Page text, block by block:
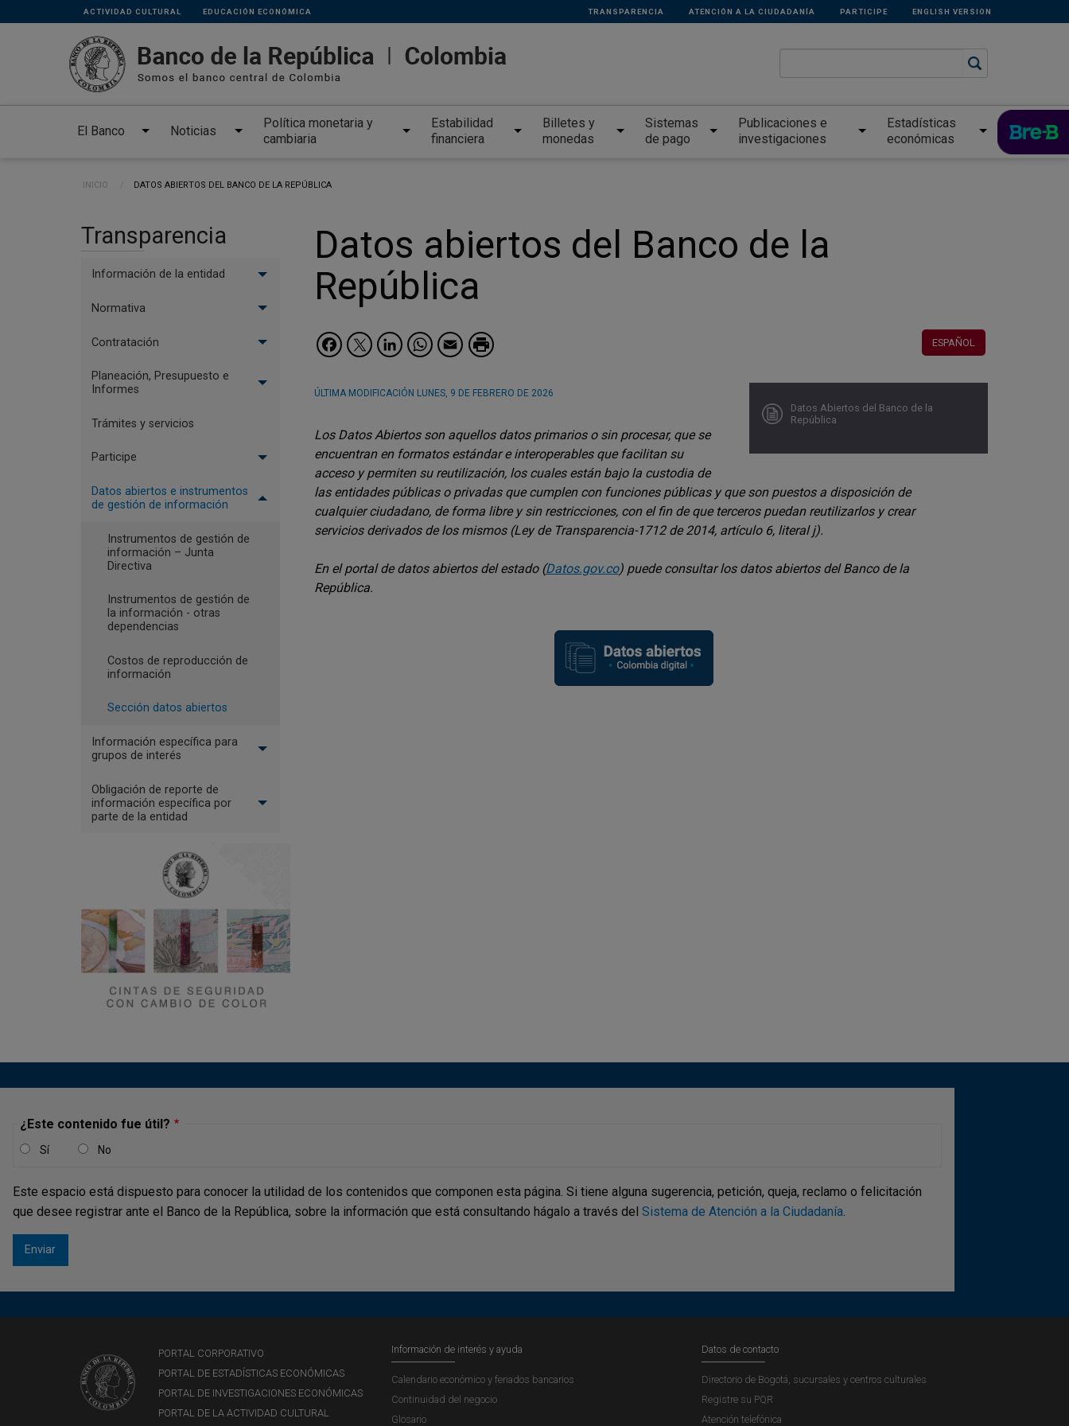
Pasar al contenido principal
Links
secundarios
ACTIVIDAD CULTURAL EDUCACIÓN ECONÓMICA TRANSPARENCIA ATENCIÓN A LA CIUDADANÍA PARTICIPE ENGLISH VERSION
El Banco Noticias
Política monetaria y
cambiaria
Estabilidad
financiera
Billetes y
monedas
Sistemas
de pago
Publicaciones e
investigaciones
Estadísticas
económicas
Ruta de navegación
INICIO CURRENT:
DATOS ABIERTOS DEL BANCO DE LA REPÚBLICA
Datos abiertos del Banco de la
República
ESPAÑOL
Facebook
Twitter
LinkedIn
WhatsApp
Email
ÚLTIMA MODIFICACIÓN LUNES, 9 DE FEBRERO DE 2026
Datos Abiertos del Banco de la
República
Los Datos Abiertos son aquellos datos primarios o sin procesar, que se
encuentran en formatos estándar e interoperables que facilitan su
acceso y permiten su reutilización, los cuales están bajo la custodia de
las entidades públicas o privadas que cumplen con funciones públicas y que son puestos a disposición de
cualquier ciudadano, de forma libre y sin restricciones, con el fin de que terceros puedan reutilizarlos y crear
servicios derivados de los mismos (Ley de Transparencia-1712 de 2014, artículo 6, literal j).
En el portal de datos abiertos del estado (Datos.gov.co) puede consultar los datos abiertos del Banco de la
República.
Transparencia
Información de la entidad
Normativa
Contratación
Planeación, Presupuesto e
Informes
Trámites y servicios
Participe
Datos abiertos e instrumentos
de gestión de información
Instrumentos de gestión de
información – Junta
Directiva
Instrumentos de gestión de
la información - otras
dependencias
Costos de reproducción de
información
Sección datos abiertos
Información específica para
grupos de interés
Obligación de reporte de
información específica por
parte de la entidad
¿Este contenido fue útil?
Sí No
Este espacio está dispuesto para conocer la utilidad de los contenidos que componen esta página. Si tiene alguna sugerencia, petición, queja, reclamo o felicitación
que desee registrar ante el Banco de la República, sobre la información que está consultando hágalo a través del Sistema de Atención a la Ciudadanía.
PORTAL CORPORATIVO
PORTAL DE ESTADÍSTICAS ECONÓMICAS
PORTAL DE INVESTIGACIONES ECONÓMICAS
PORTAL DE LA ACTIVIDAD CULTURAL
Información de interés y ayuda
Calendario económico y feriados bancarios
Continuidad del negocio
Glosario
Datos de contacto
Directorio de Bogotá, sucursales y centros culturales
Registre su PQR
Atención telefónica